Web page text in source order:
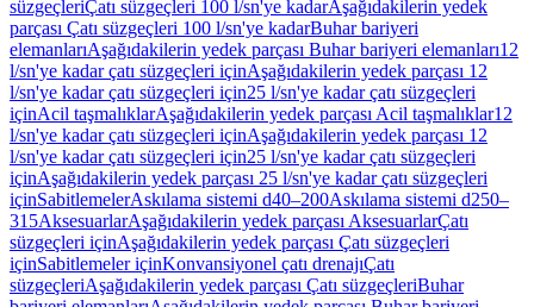
süzgeçleriÇatı süzgeçleri 100 l/sn'ye kadarAşağıdakilerin yedek
parçası Çatı süzgeçleri 100 l/sn'ye kadarBuhar bariyeri
elemanlarıAşağıdakilerin yedek parçası Buhar bariyeri elemanları12
l/sn'ye kadar çatı süzgeçleri içinAşağıdakilerin yedek parçası 12
l/sn'ye kadar çatı süzgeçleri için25 l/sn'ye kadar çatı süzgeçleri
içinAcil taşmalıklarAşağıdakilerin yedek parçası Acil taşmalıklar12
l/sn'ye kadar çatı süzgeçleri içinAşağıdakilerin yedek parçası 12
l/sn'ye kadar çatı süzgeçleri için25 l/sn'ye kadar çatı süzgeçleri
içinAşağıdakilerin yedek parçası 25 l/sn'ye kadar çatı süzgeçleri
içinSabitlemelerAskılama sistemi d40–200Askılama sistemi d250–
315AksesuarlarAşağıdakilerin yedek parçası AksesuarlarÇatı
süzgeçleri içinAşağıdakilerin yedek parçası Çatı süzgeçleri
içinSabitlemeler içinKonvansiyonel çatı drenajıÇatı
süzgeçleriAşağıdakilerin yedek parçası Çatı süzgeçleriBuhar